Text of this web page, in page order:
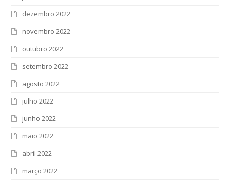
dezembro 2022
novembro 2022
outubro 2022
setembro 2022
agosto 2022
julho 2022
junho 2022
maio 2022
abril 2022
março 2022